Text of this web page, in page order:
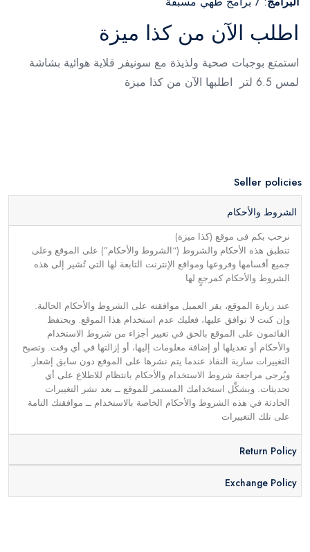
اطلب الآن من كذا ميزة
استمتع بوجبات صحية ولذيذة مع سونيفر قلاية هوائية بشاشة
لمس 6.5 لتر اطلبها الآن من كذا ميزة
Seller policies
الشروط والأحكام
نرحب بكم فى موقع (كذا ميزة)
تنطبق هذه الأحكام والشروط (“الشروط والأحكام”) على الموقع وعلى
جميع أقسامها وفروعها ومواقع الإنترنت التابعة لها التي تُشير إلى هذه
الشروط والأحكام كمرجعٍ لها
عند زيارة الموقع، يقر العميل موافقته على الشروط والأحكام الحالية.
وإن كنت لا توافق عليها، فعليك عدم استخدام هذا الموقع. ويحتفظ
القائمون على الموقع بالحق في تغيير أجزاء من شروط الاستخدام
والأحكام أو تعديلها أو إضافة معلومات إليها، أو إزالتها في أي وقت. وتصبح
التغييرات سارية النفاذ عندما يتم نشرها على الموقع دون سابق إشعار.
ويُرجى مراجعة شروط الاستخدام والأحكام بانتظام للاطلاع على أي
تحديثات. ويشكِّل استخدامك المستمر للموقع ــ بعد نشر التغييرات
الحادثة في هذه الشروط والأحكام الخاصة بالاستخدام ــ موافقتك التامة
على تلك التغييرات
Return Policy
Exchange Policy